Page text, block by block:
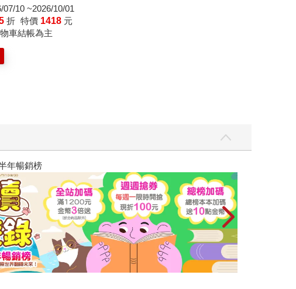
10 ~2026/10/01
折 特價 1418 元
車結帳為主
銷榜